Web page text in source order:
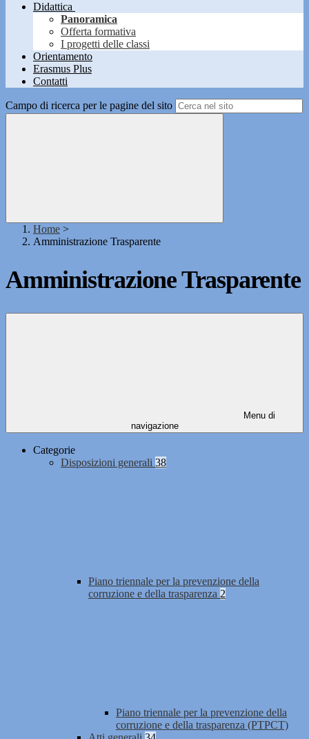
Didattica
Panoramica
Offerta formativa
I progetti delle classi
Orientamento
Erasmus Plus
Contatti
Campo di ricerca per le pagine del sito
Home >
Amministrazione Trasparente
Amministrazione Trasparente
Menu di
navigazione
Categorie
Disposizioni generali 38
Piano triennale per la prevenzione della
corruzione e della trasparenza 2
Piano triennale per la prevenzione della
corruzione e della trasparenza (PTPCT)